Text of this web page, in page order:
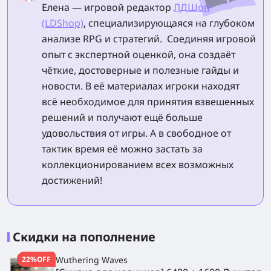
Елена — игровой редактор ЛДШоп
(LDShop), специализирующаяся на глубоком
анализе RPG и стратегий. Соединяя игровой
опыт с экспертной оценкой, она создаёт
чёткие, достоверные и полезные гайды и
новости. В её материалах игроки находят
всё необходимое для принятия взвешенных
решений и получают ещё больше
удовольствия от игры. А в свободное от
тактик время её можно застать за
коллекционированием всех возможных
достижений!
Скидки на пополнение
22%OFF Wuthering Waves